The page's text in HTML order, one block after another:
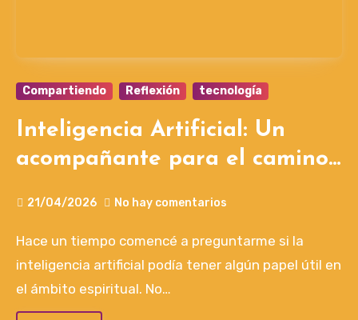
Compartiendo Reflexión tecnología
Inteligencia Artificial: Un
acompañante para el camino
21/04/2026 No hay comentarios
Hace un tiempo comencé a preguntarme si la
inteligencia artificial podía tener algún papel útil en
el ámbito espiritual. No…